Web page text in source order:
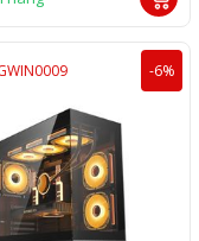
-6%